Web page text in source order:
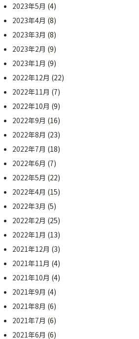
2023年5月 (4)
2023年4月 (8)
2023年3月 (8)
2023年2月 (9)
2023年1月 (9)
2022年12月 (22)
2022年11月 (7)
2022年10月 (9)
2022年9月 (16)
2022年8月 (23)
2022年7月 (18)
2022年6月 (7)
2022年5月 (22)
2022年4月 (15)
2022年3月 (5)
2022年2月 (25)
2022年1月 (13)
2021年12月 (3)
2021年11月 (4)
2021年10月 (4)
2021年9月 (4)
2021年8月 (6)
2021年7月 (6)
2021年6月 (6)